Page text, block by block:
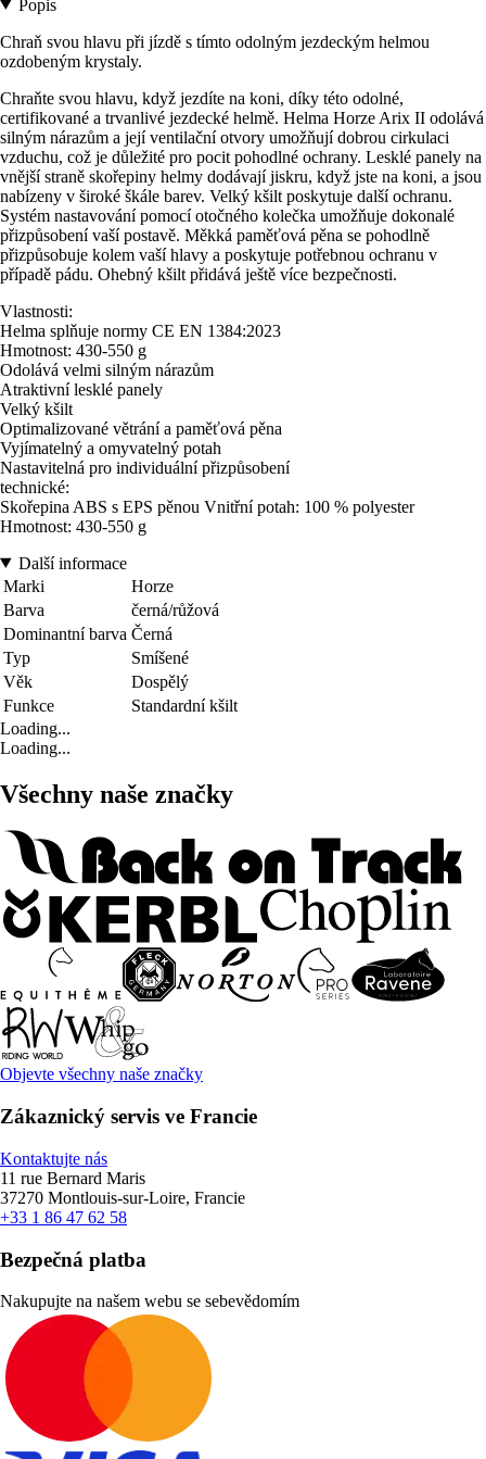
Popis
Chraň svou hlavu při jízdě s tímto odolným jezdeckým helmou
ozdobeným krystaly.
Chraňte svou hlavu, když jezdíte na koni, díky této odolné,
certifikované a trvanlivé jezdecké helmě. Helma Horze Arix II odolává
silným nárazům a její ventilační otvory umožňují dobrou cirkulaci
vzduchu, což je důležité pro pocit pohodlné ochrany. Lesklé panely na
vnější straně skořepiny helmy dodávají jiskru, když jste na koni, a jsou
nabízeny v široké škále barev. Velký kšilt poskytuje další ochranu.
Systém nastavování pomocí otočného kolečka umožňuje dokonalé
přizpůsobení vaší postavě. Měkká paměťová pěna se pohodlně
přizpůsobuje kolem vaší hlavy a poskytuje potřebnou ochranu v
případě pádu. Ohebný kšilt přidává ještě více bezpečnosti.
Vlastnosti:
Helma splňuje normy CE EN 1384:2023
Hmotnost: 430-550 g
Odolává velmi silným nárazům
Atraktivní lesklé panely
Velký kšilt
Optimalizované větrání a paměťová pěna
Vyjímatelný a omyvatelný potah
Nastavitelná pro individuální přizpůsobení
technické:
Skořepina ABS s EPS pěnou Vnitřní potah: 100 % polyester
Hmotnost: 430-550 g
Další informace
Marki
Horze
Barva
černá/růžová
Dominantní barva Černá
Typ
Smíšené
Věk
Dospělý
Funkce
Standardní kšilt
Loading...
Loading...
Všechny naše značky
Objevte všechny naše značky
Zákaznický servis ve Francie
Kontaktujte nás
11 rue Bernard Maris
37270 Montlouis-sur-Loire, Francie
+33 1 86 47 62 58
Bezpečná platba
Nakupujte na našem webu se sebevědomím